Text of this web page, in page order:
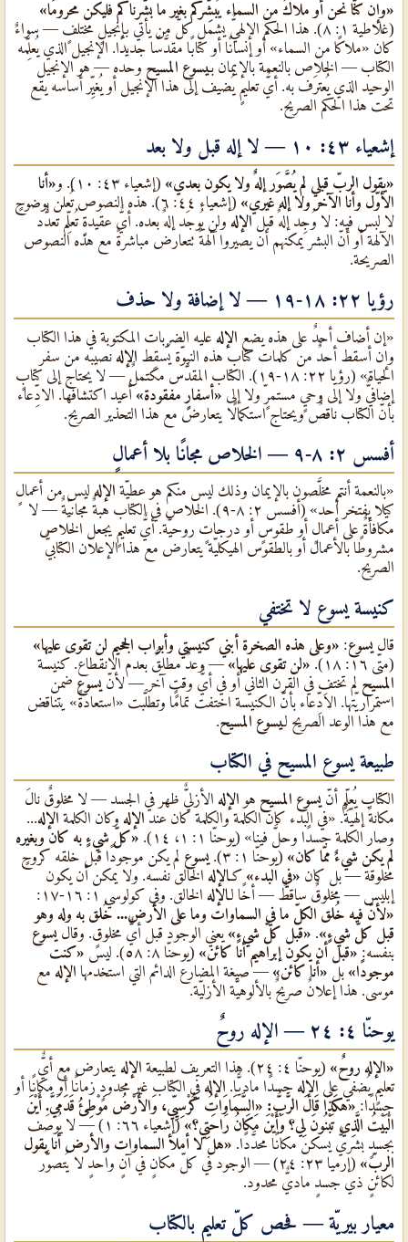
«وإن كنّا نحن أو ملاكٌ من السماء يُبشِّركم بغير ما بشَّرناكم فليكن محرومًا»
(غلاطية ١: ٨). هذا الحكم الإلهيٌّ يشمل كلّ من يأتي بإنجيلٍ مختلفٍ — سواءٌ
كان «ملاكًا من السماء» أو إنسانًا أو كتابًا مقدَّسًا جديدًا. الإنجيل الذي يُعلِّمه
الكتاب — الخلاص بالنعمة بالإيمان بـيسوع المسيح وحده — هو الإنجيل
الوحيد الذي يُعترَف به. أيٌّ تعليمٍ يُضيف إلى هذا الإنجيل أو يُغيِّر أساسه يقع
تحت هذا الحكم الصريح.
إشعياء ٤٣: ١٠ — لا إله قبل ولا بعد
«يقول الربّ قبلي لم يُصَّوَر إلهٌ ولا يكون بعدي» (إشعياء ٤٣: ١٠). و
«أنا
الأوّل وأنا الآخر ولا إله غيري»
(إشعياء ٤٤: ٦). هذه النصوص تُعلن بوضوحٍ
لا لبس فيه: لا وُجِد إلهٌ قبل الإله ولن يُوجَد إلهٌ بعده. أيٌّ عقيدةٍ تُعلِّم تعدُّد
الآلهة أو أنّ البشر يمكنهم أن يصيروا آلهةً تتعارض مباشرةً مع هذه النصوص
الصريحة.
رؤيا ٢٢: ١٨-١٩ — لا إضافة ولا حذف
«إن أضاف أحدٌ على هذه يضع الإله عليه الضربات المكتوبة في هذا الكتاب
وإن أسقط أحدٌ من كلمات كتاب هذه النبوّة يُسقِط الإله نصيبه من سفر
الحياة» (رؤيا ٢٢: ١٨-١٩). الكتاب المقدَّس مكتملٌ — لا يحتاج إلى كتابٍ
إضافيٌّ ولا إلى وحيٍ مستمرٍّ ولا إلى «أسفارٍ مفقودة» أُعيد اكتشافها. الادِّعاء
بأنّ الكتاب ناقصٌ ويحتاج استكمالًا يتعارض مع هذا التحذير الصريح.
أفسس ٢: ٨-٩ — الخلاص مجانًا بلا أعمالٍ
«بالنعمة أنتم مخلَّصون بالإيمان وذلك ليس منكم هو عطيّة الإله ليس من أعمالٍ
كيلا يفتخر أحد» (أفسس ٢: ٨-٩). الخلاص في الكتاب هبةٌ مجانيّةٌ — لا
مكافأةٌ على أعمالٍ أو طقوسٍ أو درجاتٍ روحيّة. أيٌّ تعليمٍ يجعل الخلاص
مشروطًا بالأعمال أو بالطقوس الهيكليّة يتعارض مع هذا الإعلان الكتابيٌّ
الصريح.
كنيسة يسوع لا تختفي
قال يسوع: «وعلى هذه الصخرة أبني كنيستي وأبواب الجحيم لن تقوى عليها»
(متّى ١٦: ١٨).
«لن تقوى عليها»— وعدٌ مطلقٌ بعدم الانقطاع. كنيسة
المسيح لم تختفِ في القرن الثاني أو في أيٌّ وقتٍ آخر — لأنّ يسوع ضمن
استمراريّتها. الادِّعاء بأنّ الكنيسة اختفت تمامًا وتطلَّبت «استعادةً» يتناقض
مع هذا الوعد الصريح لـيسوع المسيح.
طبيعة يسوع المسيح في الكتاب
الكتاب يُعلِّم أنّ يسوع المسيح هو الإله الأزليٌّ ظهر في الجسد — لا مخلوقٌ نالَ
مكانةً إلهيّةً. «في البدء كان الكلمة والكلمة كان عند الإله وكان الكلمة الإله...
وصار الكلمة جسدًا وحلَّ فينا» (يوحنّا ١: ١، ١٤).
«كلّ شيءٍ به كان وبغيره
لم يكن شيءٌ ممّا كان» (يوحنّا ١: ٣). يسوع لم يكن موجودًا قبل خلقه كروحٍ
مخلوقة — بل كان «في البدء» كـالإله الخالق نفسه. ولا يمكن أن يكون
إبليس — مخلوقٌ ساقطٌ — أخًا لـالإله الخالق. وفي كولوسي ١: ١٦-١٧:
«لأنّ فيه خُلق الكلّ ما في السماوات وما على الأرض... خُلق به وله وهو
قبل كلّ شيءٍ». «قبل كلّ شيءٍ» يعني الوجود قبل أيٌّ مخلوقٍ. وقال يسوع
بنفسه: «قبل أن يكون إبراهيم أنا كائن» (يوحنّا ٨: ٥٨). ليس
«كنت
موجودًا» بل «أنا كائن» — صيغة المضارع الدائم التي استخدمها الإله مع
موسى. هذا إعلانٌ صريحٌ بالألوهيّة الأزليّة.
يوحنّا ٤: ٢٤ — الإله روحٌ
«الإله روحٌ» (يوحنّا ٤: ٢٤). هذا التعريف لطبيعة الإله يتعارض مع أيٌّ
تعليمٍ يُضفي على الإله جسدًا ماديًّا. الإله في الكتاب غير محدودٍ زمانًا أو مكانًا أو
جسدًا: «هكَذَا قَالَ الرَّبُّ: «السَّمَاوَاتُ كُرْسِيِّي، وَالأَرْضُ مَوْطِئُ قَدَمَيَّ. أَيْنَ
الْبَيْتُ الَّذِي تَبْنُونَ لِي؟ وَأَيْنَ مَكَانُ رَاحَتِي؟»
(إشعياء ٦٦: ١) — لا يُوصَف
بجسدٍ بشريٌّ يسكن مكانًا محدَّدًا. «هل لا أملأ السماوات والأرض أنا يقول
الربّ»
(إرميا ٢٣: ٢٤) — الوجود في كلّ مكانٍ في آنٍ واحدٍ لا يُتصوَّر
لكائنٍ ذي جسدٍ ماديٌّ محدود.
معيار بيريّة — فحص كلّ تعليمٍ بالكتاب